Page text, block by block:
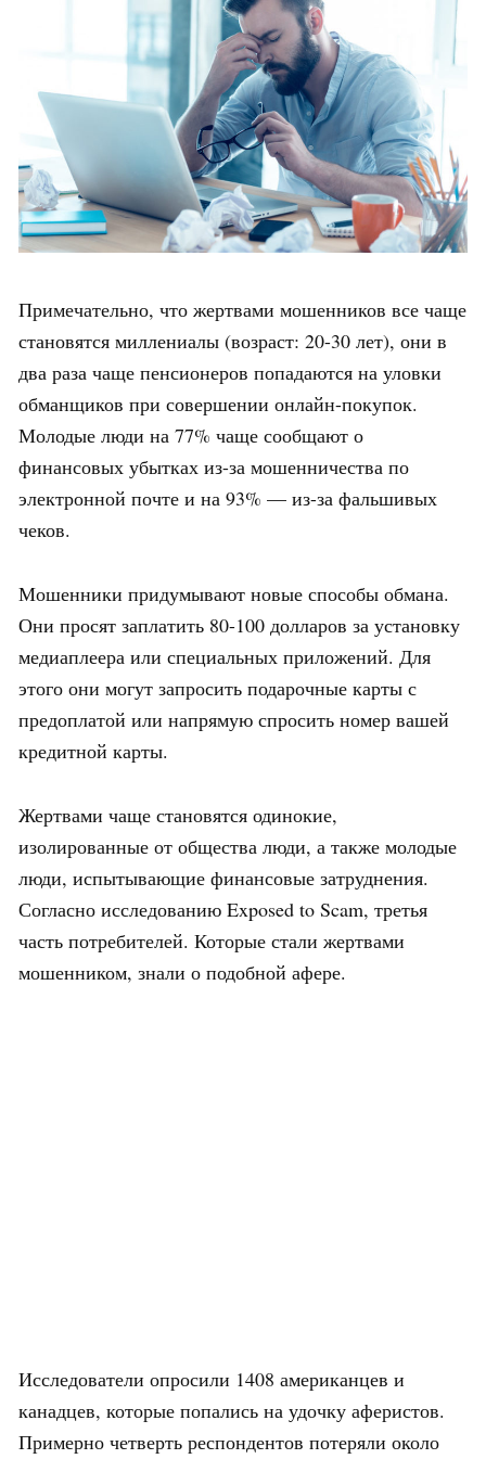
Примечательно, что жертвами мошенников все чаще
становятся миллениалы (возраст: 20-30 лет), они в
два раза чаще пенсионеров попадаются на уловки
обманщиков при совершении онлайн-покупок.
Молодые люди на 77% чаще сообщают о
финансовых убытках из-за мошенничества по
электронной почте и на 93% — из-за фальшивых
чеков.
Мошенники придумывают новые способы обмана.
Они просят заплатить 80-100 долларов за установку
медиаплеера или специальных приложений. Для
этого они могут запросить подарочные карты с
предоплатой или напрямую спросить номер вашей
кредитной карты.
Жертвами чаще становятся одинокие,
изолированные от общества люди, а также молодые
люди, испытывающие финансовые затруднения.
Согласно исследованию Exposed to Scam, третья
часть потребителей. Которые стали жертвами
мошенником, знали о подобной афере.
Исследователи опросили 1408 американцев и
канадцев, которые попались на удочку аферистов.
Примерно четверть респондентов потеряли около